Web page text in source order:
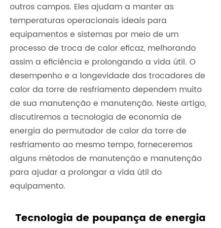
outros campos. Eles ajudam a manter as
temperaturas operacionais ideais para
equipamentos e sistemas por meio de um
processo de troca de calor eficaz, melhorando
assim a eficiência e prolongando a vida útil. O
desempenho e a longevidade dos trocadores de
calor da torre de resfriamento dependem muito
de sua manutenção e manutenção. Neste artigo,
discutiremos a tecnologia de economia de
energia do permutador de calor da torre de
resfriamento ao mesmo tempo, forneceremos
alguns métodos de manutenção e manutenção
para ajudar a prolongar a vida útil do
equipamento.
Tecnologia de poupança de energia